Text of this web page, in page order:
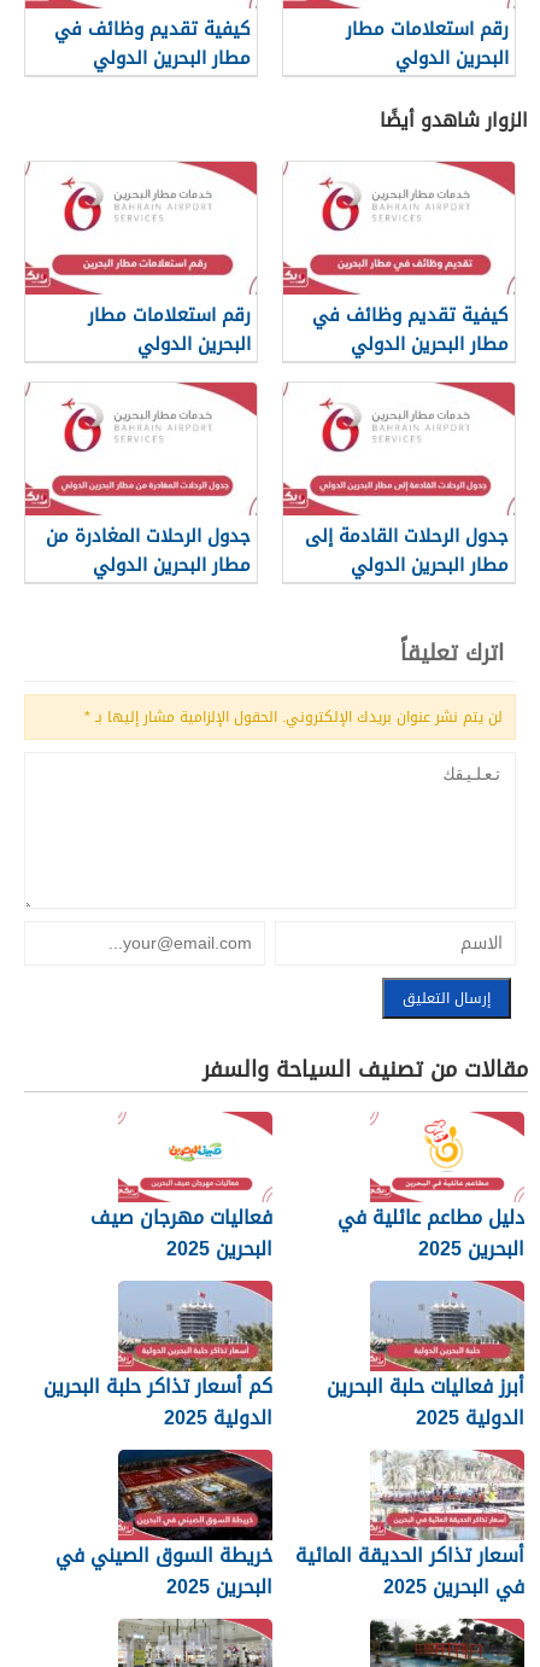
رقم استعلامات مطار
البحرين الدولي
كيفية تقديم وظائف في
مطار البحرين الدولي
الزوار شاهدو أيضًا
كيفية تقديم وظائف في
مطار البحرين الدولي
رقم استعلامات مطار
البحرين الدولي
جدول الرحلات القادمة إلى
مطار البحرين الدولي
جدول الرحلات المغادرة من
مطار البحرين الدولي
اترك تعليقاً
لن يتم نشر عنوان بريدك الإلكتروني. الحقول الإلزامية مشار إليها بـ*
مقالات من تصنيف السياحة والسفر
دليل مطاعم عائلية في
البحرين 2025
فعاليات مهرجان صيف
البحرين 2025
أبرز فعاليات حلبة البحرين
الدولية 2025
كم أسعار تذاكر حلبة البحرين
الدولية 2025
أسعار تذاكر الحديقة المائية
في البحرين 2025
خريطة السوق الصيني في
البحرين 2025